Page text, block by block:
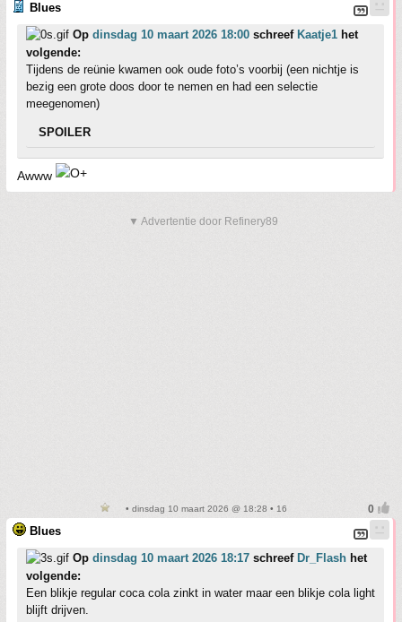
Blues
Op dinsdag 10 maart 2026 18:00 schreef Kaatje1 het
volgende:
Tijdens de reünie kwamen ook oude foto’s voorbij (een nichtje is
bezig een grote doos door te nemen en had een selectie
meegenomen)
SPOILER
Awww
▼ Advertentie door Refinery89
• dinsdag 10 maart 2026 @ 18:28 • 16
Blues
Op dinsdag 10 maart 2026 18:17 schreef Dr_Flash het
volgende:
Een blikje regular coca cola zinkt in water maar een blikje cola light
blijft drijven.